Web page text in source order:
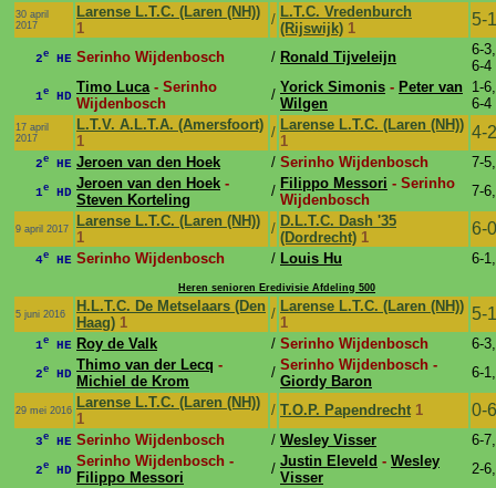
30 april
2017
Larense L.T.C. (Laren (NH))
1
/ L.T.C. Vredenburch
(Rijswijk) 1 5-1
2e HE Serinho Wijdenbosch / Ronald Tijveleijn
6-
6-4
1e HD
Timo Luca- Serinho
Wijdenbosch
/ Yorick Simonis - Peter van
Wilgen
1-
6-4
17 april
2017
L.T.V. A.L.T.A. (Amersfoort)
1
/ Larense L.T.C. (Laren (NH))
1
4-2
2e HE Jeroen van den Hoek / Serinho Wijdenbosch 7-
1e HD
Jeroen van den Hoek -
Steven Korteling
/ Filippo Messori - Serinho
Wijdenbosch
7-
9 april 2017
Larense L.T.C. (Laren (NH))
1
/ D.L.T.C. Dash '35
(Dordrecht) 1 6-0
4e HE Serinho Wijdenbosch / Louis Hu 6-
Heren senioren Eredivisie Afdeling 500
5 juni 2016
H.L.T.C. De Metselaars (Den
Haag) 1
/ Larense L.T.C. (Laren (NH))
1
5-1
1e HE Roy de Valk / Serinho Wijdenbosch 6-
2e HD
Thimo van der Lecq -
Michiel de Krom
/ Serinho Wijdenbosch -
Giordy Baron
6-
29 mei 2016 Larense L.T.C. (Laren (NH))
1
/ T.O.P. Papendrecht 1 0-6
3e HE Serinho Wijdenbosch / Wesley Visser 6-
2e HD
Serinho Wijdenbosch -
Filippo Messori
/ Justin Eleveld - Wesley
Visser
2-